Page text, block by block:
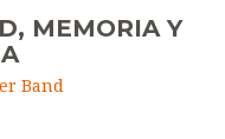
MEMORIA Y
Band